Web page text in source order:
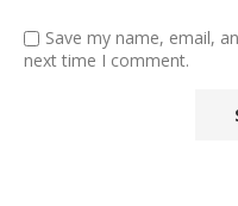
Save my name, email,
next time I comment.